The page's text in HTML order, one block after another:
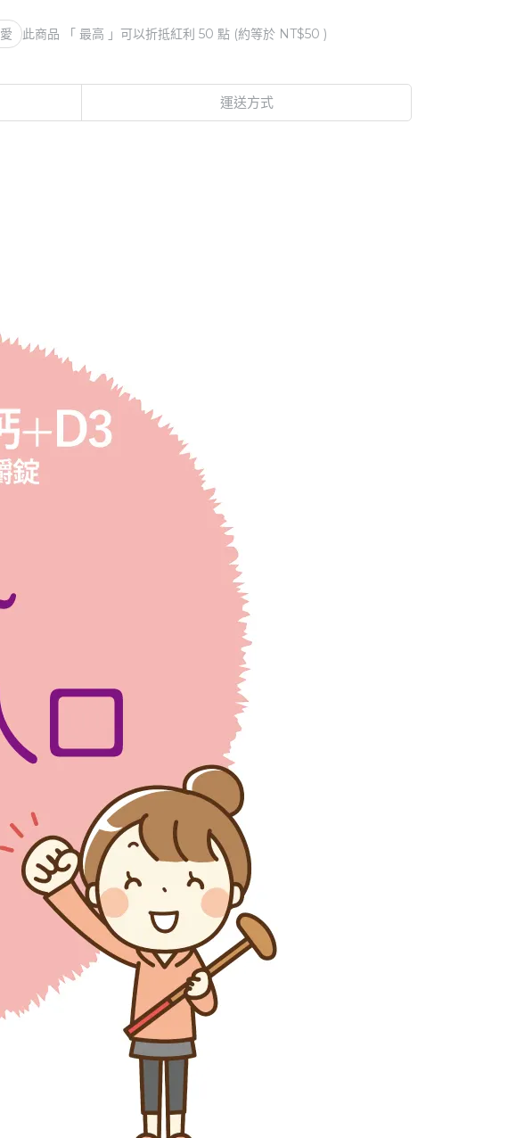
此商品 「 最高 」可以折抵紅利 50 點 (約等於 NT$50 )
運送方式